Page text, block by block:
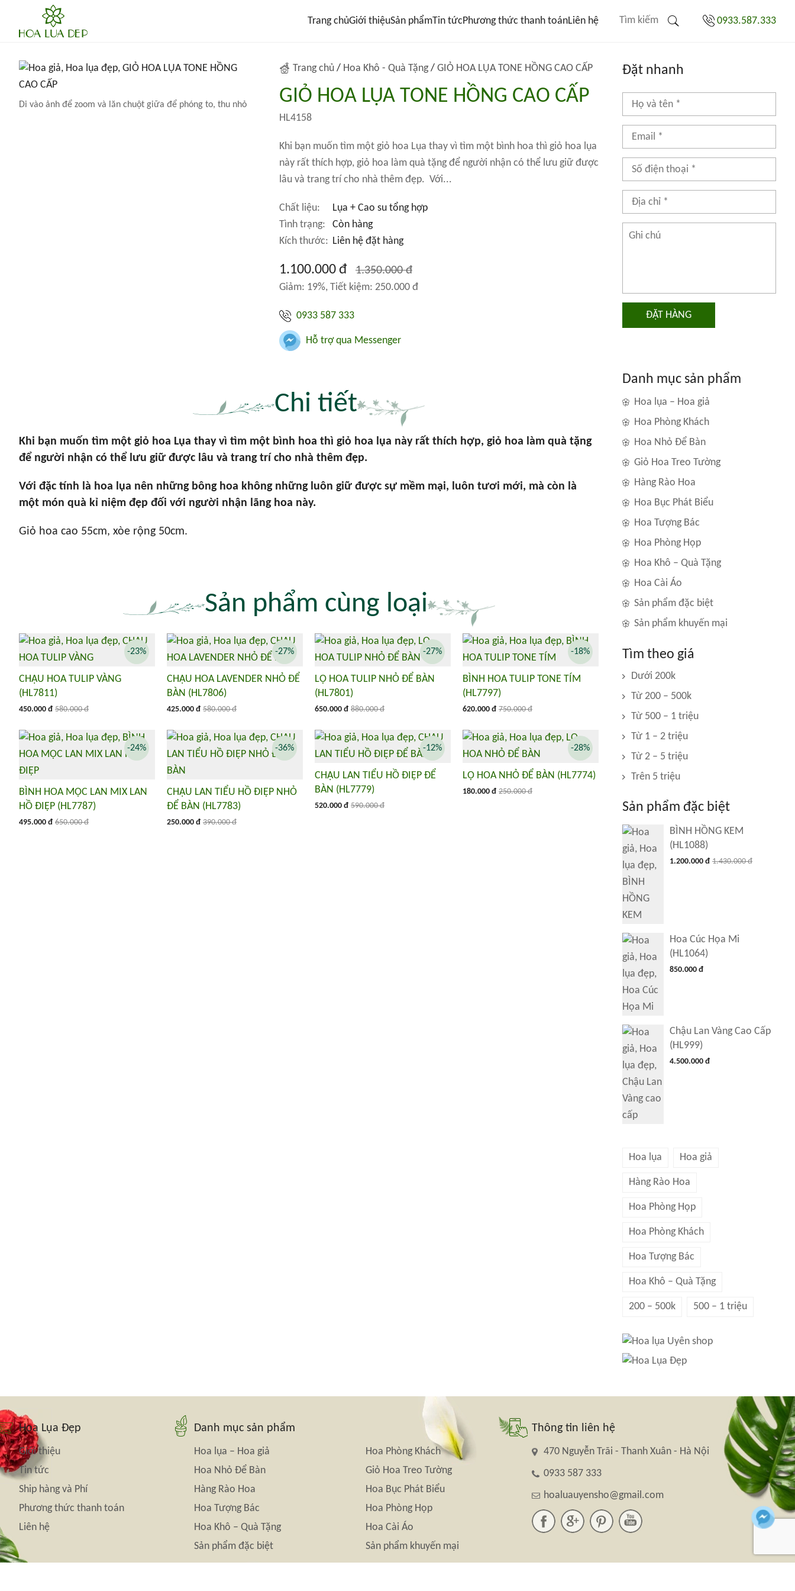
Trang chủGiới thiệuSản phẩmTin tức Phương thức thanh toánLiên hệ 0933.587.333
Di vào ảnh để zoom và lăn chuột giữa để phóng to, thu nhỏ
Trang chủ / Hoa Khô - Quà Tặng / GIỎ HOA LỤA TONE HỒNG CAO CẤP
GIỎ HOA LỤA TONE HỒNG CAO CẤP
HL4158
Khi bạn muốn tìm một giỏ hoa Lụa thay vì tìm một bình hoa thì giỏ hoa lụa
này rất thích hợp, giỏ hoa làm quà tặng để người nhận có thể lưu giữ được
lâu và trang trí cho nhà thêm đẹp. Với...
Chất liệu:
Lụa + Cao su tổng hợp
Tình trạng:
Còn hàng
Kích thước: Liên hệ đặt hàng
1.100.000 đ 1.350.000 đ
Giảm: 19%, Tiết kiệm: 250.000 đ
0933 587 333
Hỗ trợ qua Messenger
Đặt nhanh
ĐẶT HÀNG
Chi tiết
Khi bạn muốn tìm một giỏ hoa Lụa thay vì tìm một bình hoa thì giỏ hoa lụa này rất thích hợp, giỏ hoa làm quà tặng
để người nhận có thể lưu giữ được lâu và trang trí cho nhà thêm đẹp.
Với đặc tính là hoa lụa nên những bông hoa không những luôn giữ được sự mềm mại, luôn tươi mới, mà còn là
một món quà kỉ niệm đẹp đối với người nhận lãng hoa này.
Giỏ hoa cao 55cm, xòe rộng 50cm.
Sản phẩm cùng loại
CHẬU HOA TULIP VÀNG
(HL7811)
450.000 đ 580.000 đ
-23%
CHẬU HOA LAVENDER NHỎ ĐỂ
BÀN (HL7806)
425.000 đ 580.000 đ
-27%
LỌ HOA TULIP NHỎ ĐỂ BÀN
(HL7801)
650.000 đ 880.000 đ
-27%
BÌNH HOA TULIP TONE TÍM
(HL7797)
620.000 đ 750.000 đ
-18%
BÌNH HOA MỘC LAN MIX LAN
HỒ ĐIỆP (HL7787)
495.000 đ 650.000 đ
-24%
CHẬU LAN TIỂU HỒ ĐIỆP NHỎ
ĐỂ BÀN (HL7783)
250.000 đ 390.000 đ
-36%
CHẬU LAN TIỂU HỒ ĐIỆP ĐỂ
BÀN (HL7779)
520.000 đ 590.000 đ
-12%
LỌ HOA NHỎ ĐỂ BÀN (HL7774)
180.000 đ 250.000 đ
-28%
Danh mục sản phẩm
Hoa lụa – Hoa giả
Hoa Phòng Khách
Hoa Nhỏ Để Bàn
Giỏ Hoa Treo Tường
Hàng Rào Hoa
Hoa Bục Phát Biểu
Hoa Tượng Bác
Hoa Phòng Họp
Hoa Khô – Quà Tặng
Hoa Cài Áo
Sản phẩm đặc biệt
Sản phẩm khuyến mại
Tìm theo giá
Dưới 200k
Từ 200 – 500k
Từ 500 – 1 triệu
Từ 1 – 2 triệu
Từ 2 – 5 triệu
Trên 5 triệu
Sản phẩm đặc biệt
BÌNH HỒNG KEM
(HL1088)
1.200.000 đ 1.430.000 đ
Hoa Cúc Họa Mi
(HL1064)
850.000 đ
Chậu Lan Vàng Cao Cấp
(HL999)
4.500.000 đ
Hoa lụa Hoa giả
Hàng Rào Hoa
Hoa Phòng Họp
Hoa Phòng Khách
Hoa Tượng Bác
Hoa Khô – Quà Tặng
200 – 500k 500 – 1 triệu
Hoa Lụa Đẹp
Giới thiệu
Tin tức
Ship hàng và Phí
Phương thức thanh toán
Liên hệ
Danh mục sản phẩm
Hoa lụa – Hoa giả
Hoa Phòng Khách
Hoa Nhỏ Để Bàn
Giỏ Hoa Treo Tường
Hàng Rào Hoa
Hoa Bục Phát Biểu
Hoa Tượng Bác
Hoa Phòng Họp
Hoa Khô – Quà Tặng
Hoa Cài Áo
Sản phẩm đặc biệt
Sản phẩm khuyến mại
Thông tin liên hệ
470 Nguyễn Trãi - Thanh Xuân - Hà Nội
0933 587 333
hoaluauyensho@gmail.com